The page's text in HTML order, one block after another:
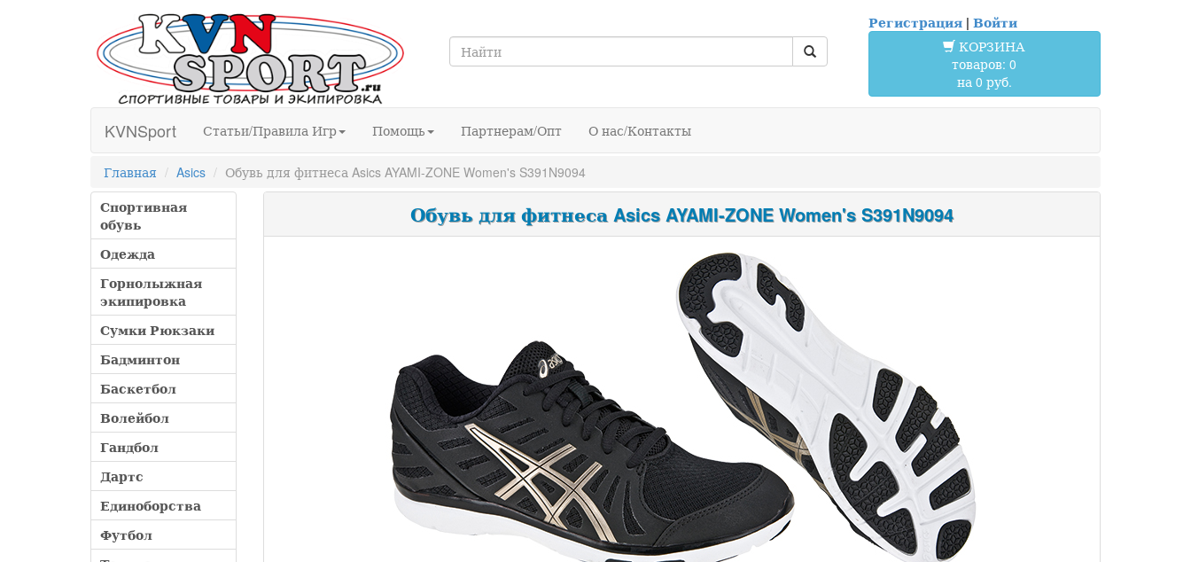
Регистрация| Войти
КОРЗИНА
товаров: 0
на 0 руб.
KVNSport Статьи/Правила Игр Помощь Партнерам/Опт О нас/Контакты
Главная Asics
Обувь для фитнеса Asics AYAMI-ZONE Women's S391N9094
Спортивная
обувь
Одежда
Горнолыжная
экипировка
Сумки Рюкзаки
Бадминтон
Баскетбол
Волейбол
Гандбол
Дартс
Единоборства
Футбол
Обувь для фитнеса Asics AYAMI-ZONE Women's S391N9094